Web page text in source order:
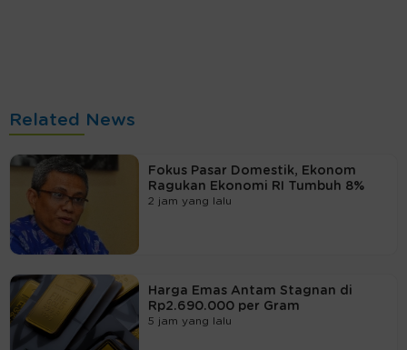
Related News
Fokus Pasar Domestik, Ekonom
Ragukan Ekonomi RI Tumbuh 8%
2 jam yang lalu
Harga Emas Antam Stagnan di
Rp2.690.000 per Gram
5 jam yang lalu